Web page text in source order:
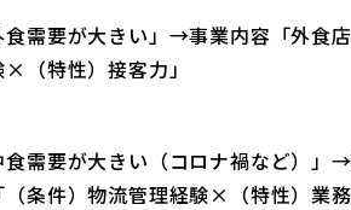
食需要が大きい」→事業内容「外食
（特性）接客力」
食需要が大きい（コロナ禍など）
条件）物流管理経験×（特性）業務